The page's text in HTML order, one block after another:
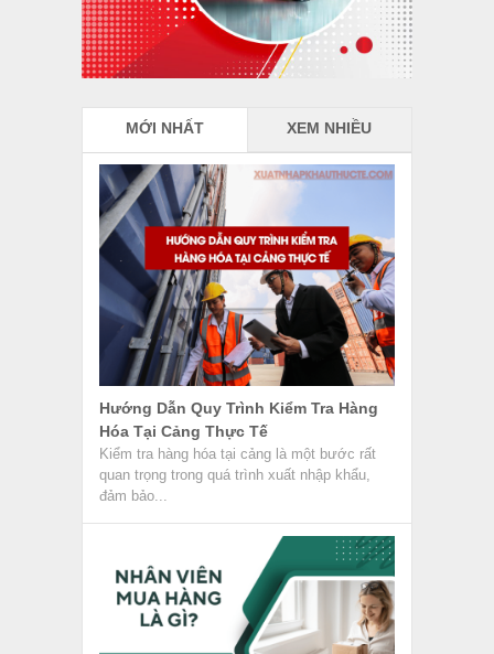
MỚI NHẤT XEM NHIỀU
Hướng Dẫn Quy Trình Kiểm Tra Hàng
Hóa Tại Cảng Thực Tế
Kiểm tra hàng hóa tại cảng là một bước rất
quan trọng trong quá trình xuất nhập khẩu,
đảm bảo...